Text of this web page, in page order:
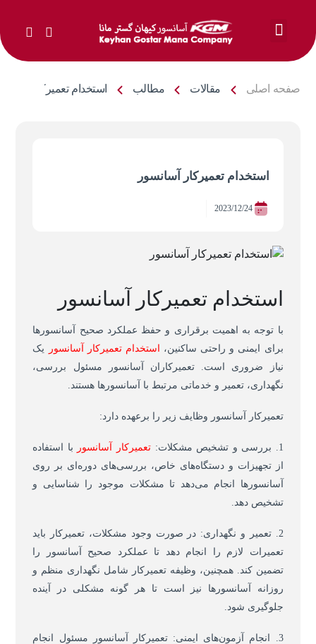
صفحه اصلی مقالات مطالب استخدام تعمیرکار
استخدام تعمیرکار آسانسور
2023/12/24
استخدام تعمیرکار آسانسور
با توجه به اهمیت برقراری و حفظ عملکرد صحیح آسانسورها
برای ایمنی و راحتی ساکنین، استخدام تعمیرکار آسانسور
یک
نیاز ضروری است. تعمیرکاران آسانسور مسئول بررسی،
نگهداری، تعمیر و خدماتی مرتبط با آسانسورها هستند.
تعمیرکار آسانسور وظایف زیر را برعهده دارد:
1. بررسی و تشخیص مشکلات: تعمیرکار آسانسور
با استفاده
از تجهیزات و دستگاه‌های خاص، بررسی‌های دوره‌ای بر روی
آسانسورها انجام می‌دهد تا مشکلات موجود را شناسایی و
تشخیص دهد.
2. تعمیر و نگهداری: در صورت وجود مشکلات، تعمیرکار باید
تعمیرات لازم را انجام دهد تا عملکرد صحیح آسانسور را
تضمین کند. همچنین، وظیفه تعمیرکار شامل نگهداری منظم و
روزانه آسانسورها نیز است تا هر گونه مشکلی در آینده
جلوگیری شود.
3. انجام آزمون‌های ایمنی: تعمیرکار آسانسور مسئول انجام